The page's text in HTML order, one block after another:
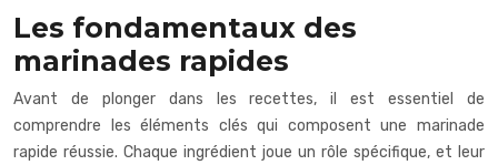
Les fondamentaux des
marinades rapides
Avant de plonger dans les recettes, il est essentiel de
comprendre les éléments clés qui composent une marinade
rapide réussie. Chaque ingrédient joue un rôle spécifique, et leur